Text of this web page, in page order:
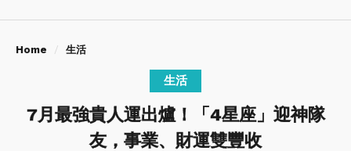
Home 生活
生活
7月最強貴人運出爐！「4星座」迎神隊
友，事業、財運雙豐收